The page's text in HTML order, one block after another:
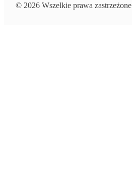
© 2026 Wszelkie prawa zastrzeżone